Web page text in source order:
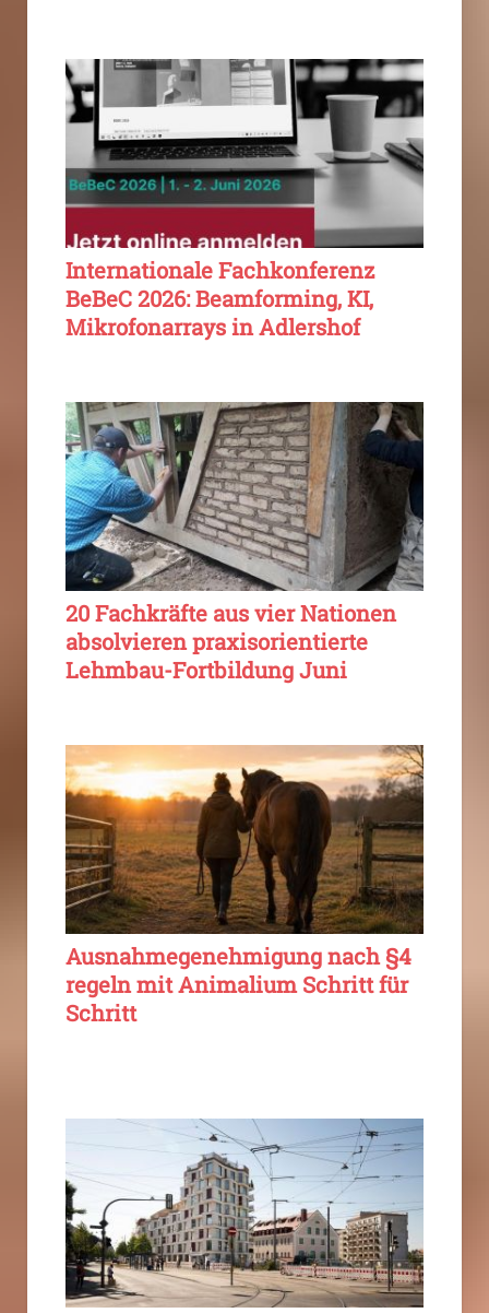
Internationale Fachkonferenz
BeBeC 2026: Beamforming, KI,
Mikrofonarrays in Adlershof
20 Fachkräfte aus vier Nationen
absolvieren praxisorientierte
Lehmbau-Fortbildung Juni
Ausnahmegenehmigung nach §4
regeln mit Animalium Schritt für
Schritt